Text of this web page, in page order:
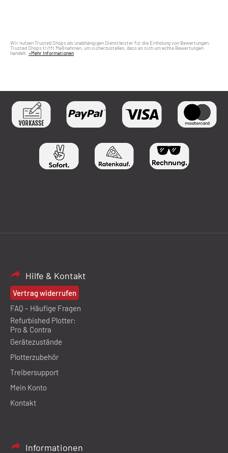
Wir nutzen Trusted Shops als unabhängigen Dienstleister für die Einholung von Bewertungen.
Trusted Shops trifft Maßnahmen, um sicherzustellen, dass es sich um echte Bewertungen
handelt. »Mehr Informationen
Hilfe & Kontakt
Vertrag widerrufen
FAQ – Häufige Fragen
Refurbished Plotter:
Pro & Contra
Gerätezustände
Plotterzubehör
Treibersupport
Mein Konto
Kontakt
Informationen